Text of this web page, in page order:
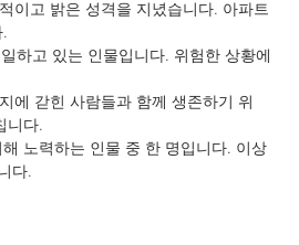
이고 밝은 성격을 지녔습니다. 아파트
하고 있는 인물입니다. 위험한 상황에
에 갇힌 사람들과 함께 생존하기 위
니다.
노력하는 인물 중 한 명입니다. 이상
다.